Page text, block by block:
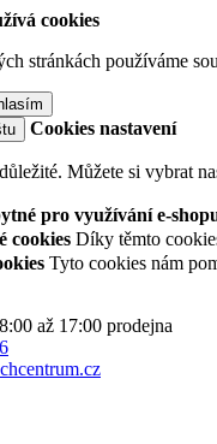
cookies
stránkách používáme
Cookies nastavení
Můžete si vybrat
pro využívání e-
cookies Díky těmto
Tyto cookies nám
až 17:00 prodejna